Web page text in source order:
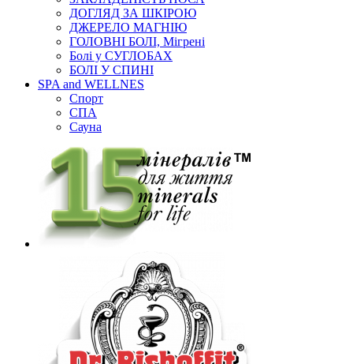
ДОГЛЯД ЗА ШКІРОЮ
ДЖЕРЕЛО МАГНІЮ
ГОЛОВНІ БОЛІ, Мігрені
Болі у СУГЛОБАХ
БОЛІ У СПИНІ
SPA and WELLNES
Спорт
СПА
Сауна